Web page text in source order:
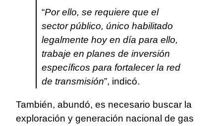
“Por ello, se requiere que el
sector público, único habilitado
legalmente hoy en día para ello,
trabaje en planes de inversión
específicos para fortalecer la red
de transmisión”, indicó.
También, abundó, es necesario buscar la
exploración y generación nacional de gas